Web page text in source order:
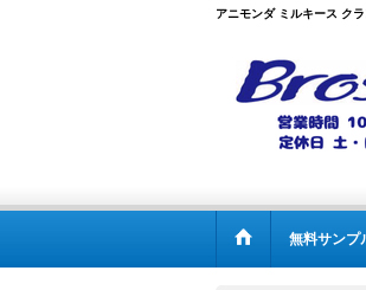
アニモンダ ミルキース ク
無料サンプ